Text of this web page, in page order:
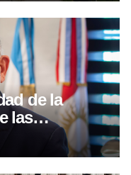
de la
las